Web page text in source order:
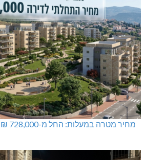
מחיר מטרה במעלות: החל מ-728,000 ₪